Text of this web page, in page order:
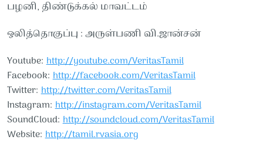
பழனி, திண்டுக்கல் மாவட்டம்
ஒலித்தொகுப்பு : அருள்பணி வி.ஜான்சன்
Youtube:http://youtube.com/VeritasTamil​​
Facebook:http://facebook.com/VeritasTamil​​
Twitter:http://twitter.com/VeritasTamil​​
Instagram:http://instagram.com/VeritasTamil​​
SoundCloud:http://soundcloud.com/VeritasTamil​​
Website:http://tamil.rvasia.org